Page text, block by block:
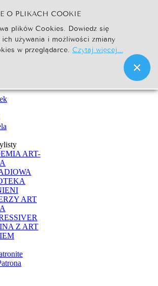
Go
ART-
ART
Z ART
O PLIKACH COOKIE
plików Cookies. Dowiedz się
używania i możliwości zmiany
w przeglądarce. Czytaj więcej...